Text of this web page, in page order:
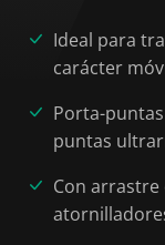
Ideal para
carácter
Porta-
puntas
Con arrastre